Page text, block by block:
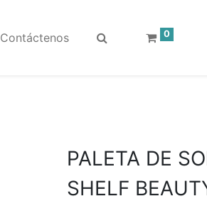
Contáctenos 0
PALETA DE
SHELF